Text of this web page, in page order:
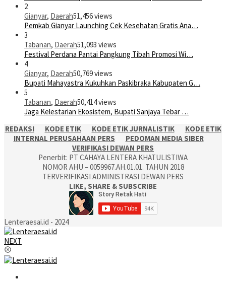
2
Gianyar, Daerah51,456 views
Pemkab Gianyar Launching Cek Kesehatan Gratis Ana…
3
Tabanan, Daerah51,093 views
Festival Perdana Pantai Pangkung Tibah Promosi Wi…
4
Gianyar, Daerah50,769 views
Bupati Mahayastra Kukuhkan Paskibraka Kabupaten G…
5
Tabanan, Daerah50,414 views
Jaga Kelestarian Ekosistem, Bupati Sanjaya Tebar …
REDAKSI
KODE ETIK KODE ETIK JURNALISTIK
KODE ETIK
INTERNAL PERUSAHAAN PERS
PEDOMAN MEDIA SIBER
VERIFIKASI DEWAN PERS
Penerbit: PT CAHAYA LENTERA KHATULISTIWA
NOMOR AHU – 0059967.AH.01.01. TAHUN 2018
TERVERIFIKASI ADMINISTRASI DEWAN PERS
LIKE, SHARE & SUBSCRIBE
Lenteraesai.id - 2024
NEXT